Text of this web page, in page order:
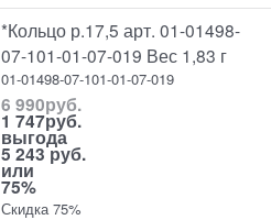
*Кольцо р.17,5 арт. 01-01498-
07-101-01-07-019 Вес 1,83 г
01-01498-07-101-01-07-019
6 990руб.
1 747руб.
выгода
5 243 руб.
или
75%
Скидка 75%